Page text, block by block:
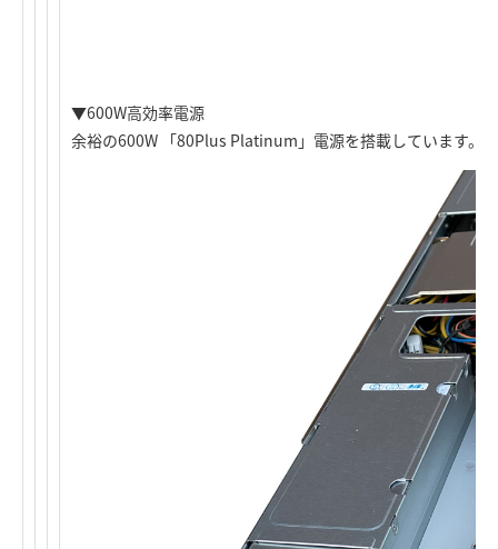
▼600W高効率電源
余裕の600W 「80Plus Platinum」電源を搭載しています。